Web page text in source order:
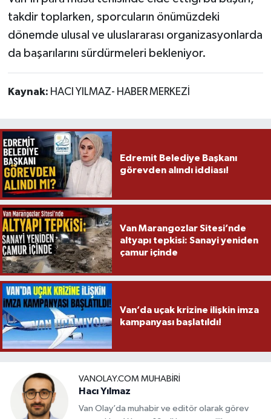
takdir toplarken, sporcuların önümüzdeki
dönemde ulusal ve uluslararası organizasyonlarda
da başarılarını sürdürmeleri bekleniyor.
Kaynak: HACI YILMAZ- HABER MERKEZİ
Edremit Belediye Başkanı
görevden alındı iddiası!
Van Marangozlar Sitesi’nde
altyapı tepkisi: Sanayi yeniden
çamur içinde
Van’da uçak krizine ilişkin imza
kampanyası başlatıldı!
VANOLAY.COM MUHABIRI
Hacı Yılmaz
Van Olay’da muhabir ve editör olarak görev